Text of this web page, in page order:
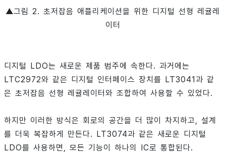
▲그림 2. 초저잡음 애플리케이션을 위한 디지털 선형 레귤레
이터
디지털 LDO는 새로운 제품 범주에 속한다. 과거에는
LTC2972와 같은 디지털 인터페이스 장치를 LT3041과 같
은 초저잡음 선형 레귤레이터와 조합하여 사용할 수 있었다.
하지만 이러한 방식은 회로의 공간을 더 많이 차지하고, 설계
를 더욱 복잡하게 만든다. LT3074과 같은 새로운 디지털
LDO를 사용하면, 모든 기능이 하나의 IC로 통합된다.